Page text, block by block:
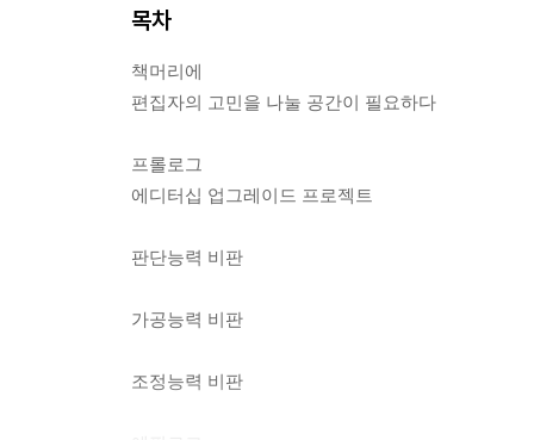
목차
책머리에
편집자의 고민을 나눌 공간이 필요하다
프롤로그
에디터십 업그레이드 프로젝트
판단능력 비판
가공능력 비판
조정능력 비판